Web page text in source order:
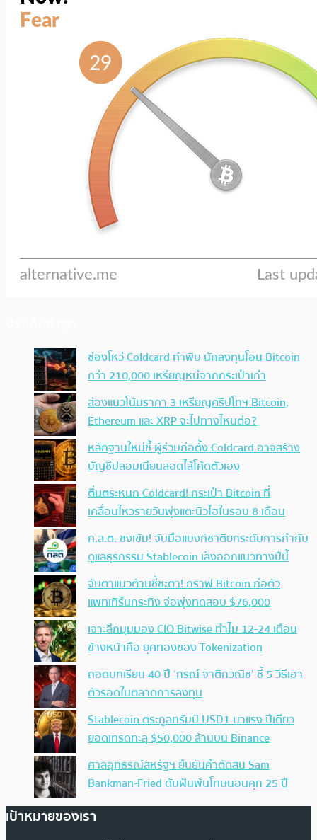
ช่องโหว่ Coldcard ทำพิษ นักลงทุนโอน Bitcoin
กว่า 210,000 เหรียญหนีจากกระเป๋าเก่า
ส่องแนวโน้มราคา 3 เหรียญคริปโทฯ Bitcoin,
Ethereum และ XRP จะไปทางไหนต่อ?
หลักฐานใหม่ชี้ ผู้ร่วมก่อตั้ง Coldcard อาจสร้าง
บัญชีปลอมเนียนสอดไส้โค้ดตัวเอง
ตื่นตระหนก Coldcard! กระเป๋า Bitcoin ที่
เคลื่อนไหวรายวันพุ่งแตะนิวไฮในรอบ 8 เดือน
ก.ล.ต. ชงเข้ม! จับมือแบงก์ชาติยกระดับการกำกับ
ดูแลธุรกรรม Stablecoin เล็งออกแนวทางปีนี้
จับตาแนวต้านชี้ชะตา! กราฟ Bitcoin ก่อตัว
แพทเทิร์นกระทิง จ่อพุ่งทดสอบ $76,000
เจาะลึกมุมมอง CIO Bitwise ทำไม 12-24 เดือน
ข้างหน้าคือ ยุคทองของ Tokenization
ถอดบทเรียน 40 ปี ‘กรณ์ จาติกวณิช’ ชี้ 5 วิธีเอา
ตัวรอดในตลาดการลงทุน
Stablecoin ตระกูลทรัมป์ USD1 มาแรง ปีเดียว
ยอดเทรดทะลุ $50,000 ล้านบน Binance
ศาลอุทธรณ์สหรัฐฯ ยืนยันคำตัดสิน Sam
Bankman-Fried ดับฝันพ้นโทษนอนคุก 25 ปี
เป้าหมายของเรา